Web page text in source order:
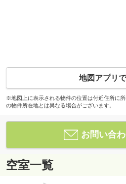
地図アプリ
※地図上に表示される物件の位置は付近住所に
の物件所在地とは異なる場合がございます。
お問い合
空室一覧